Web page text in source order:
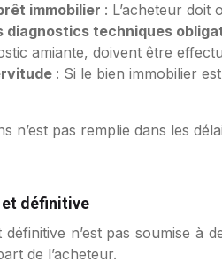
immobilier : L’acheteur doit
diagnostics techniques
amiante, doivent être
: Si le bien immobilier
n’est pas remplie dans les
et définitive
définitive n’est pas soumise à
de l’acheteur.